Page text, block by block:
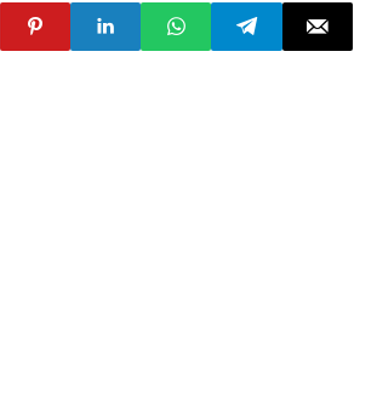
al
del
Infantil
movilizaciones